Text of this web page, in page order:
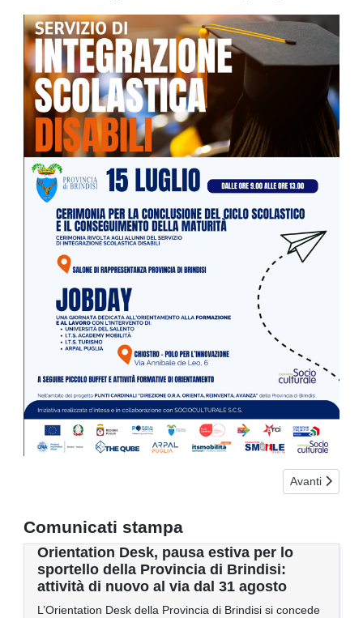
Articolo
Avanti
Comunicati stampa
Orientation Desk, pausa estiva per lo
sportello della Provincia di Brindisi:
attività di nuovo al via dal 31 agosto
L’Orientation Desk della Provincia di Brindisi si concede